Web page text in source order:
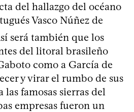
del hallazgo del océano
Vasco Núñez de
será también que los
del litoral brasileño
como a García de
y virar el rumbo de sus
famosas sierras del
empresas fueron un